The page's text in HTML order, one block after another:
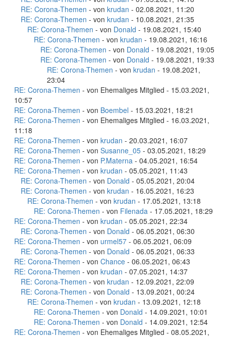
RE: Corona-Themen - von krudan - 02.08.2021, 11:20
RE: Corona-Themen - von krudan - 10.08.2021, 21:35
RE: Corona-Themen - von Donald - 19.08.2021, 15:40
RE: Corona-Themen - von krudan - 19.08.2021, 16:16
RE: Corona-Themen - von Donald - 19.08.2021, 19:05
RE: Corona-Themen - von Donald - 19.08.2021, 19:33
RE: Corona-Themen - von krudan - 19.08.2021,
23:04
RE: Corona-Themen - von Ehemaliges Mitglied - 15.03.2021,
10:57
RE: Corona-Themen - von Boembel - 15.03.2021, 18:21
RE: Corona-Themen - von Ehemaliges Mitglied - 16.03.2021,
11:18
RE: Corona-Themen - von krudan - 20.03.2021, 16:07
RE: Corona-Themen - von Susanne_05 - 03.05.2021, 18:29
RE: Corona-Themen - von P.Materna - 04.05.2021, 16:54
RE: Corona-Themen - von krudan - 05.05.2021, 11:43
RE: Corona-Themen - von Donald - 05.05.2021, 20:04
RE: Corona-Themen - von krudan - 16.05.2021, 16:23
RE: Corona-Themen - von krudan - 17.05.2021, 13:18
RE: Corona-Themen - von Filenada - 17.05.2021, 18:29
RE: Corona-Themen - von krudan - 05.05.2021, 22:34
RE: Corona-Themen - von Donald - 06.05.2021, 06:30
RE: Corona-Themen - von urmel57 - 06.05.2021, 06:09
RE: Corona-Themen - von Donald - 06.05.2021, 06:33
RE: Corona-Themen - von Chance - 06.05.2021, 06:43
RE: Corona-Themen - von krudan - 07.05.2021, 14:37
RE: Corona-Themen - von krudan - 12.09.2021, 22:09
RE: Corona-Themen - von Donald - 13.09.2021, 00:24
RE: Corona-Themen - von krudan - 13.09.2021, 12:18
RE: Corona-Themen - von Donald - 14.09.2021, 10:01
RE: Corona-Themen - von Donald - 14.09.2021, 12:54
RE: Corona-Themen - von Ehemaliges Mitglied - 08.05.2021,